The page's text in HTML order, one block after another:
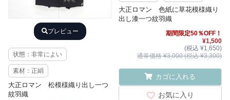
プレビュー
状態：非常によい
素材：正絹
大正ロマン 松模様織り出し一つ
紋羽織
大正ロマン 色紙に草花模様織り
出し漆一つ紋羽織
期間限定50％OFF！
¥1,500
(税込 ¥1,650)
通常価格 ¥3,000 (税込 ¥3,300)
カゴに入れる
お気に入り